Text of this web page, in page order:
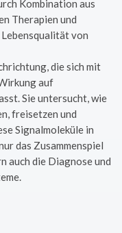
Kombination aus
Therapien und
von
die sich mit
auf
Sie untersucht, wie
freisetzen und
Signalmoleküle in
das Zusammenspiel
auch die Diagnose und